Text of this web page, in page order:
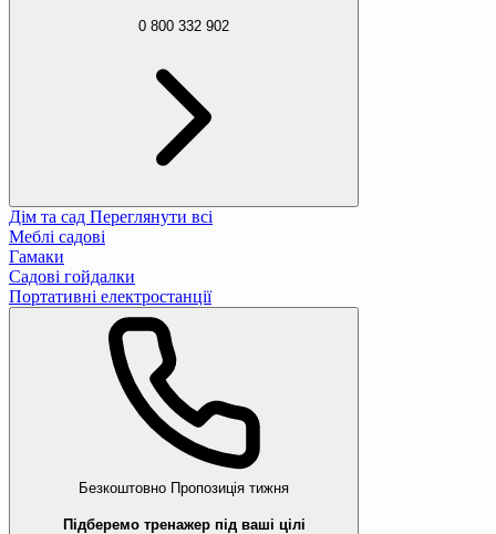
0 800 332 902
Дім та сад Переглянути всі
Меблі садові
Гамаки
Садові гойдалки
Портативні електростанції
Безкоштовно Пропозиція тижня
Підберемо тренажер під ваші цілі